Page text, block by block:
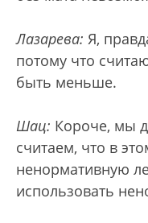
Лазарева: Я,
потому что
быть меньше.
Шац: Короче, мы
считаем, что в
ненормативную
использовать